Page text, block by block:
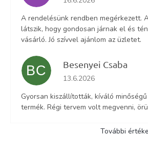
A rendelésünk rendben megérkezett.
látszik, hogy gondosan járnak el és
vásárló. Jó szívvel ajánlom az üzletet.
BC Besenyei Csaba
Az áruház értékelése 5-
13.6.2026
Gyorsan kiszállították, kíváló
termék. Régi tervem volt megvenni,
További